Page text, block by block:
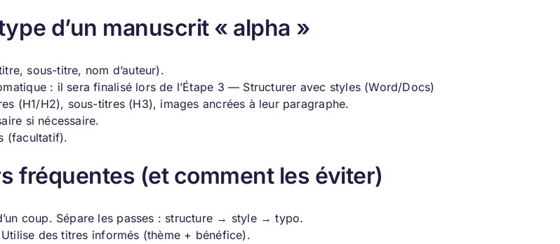
d’un manuscrit « alpha »
sous-titre, nom d’auteur).
: il sera finalisé lors de l’Étape 3 — Structurer avec styles (Word/Docs)
(H1/H2), sous-titres (H3), images ancrées à leur paragraphe.
si nécessaire.
(facultatif).
fréquentes (et comment les éviter)
coup. Sépare les passes : structure → style → typo.
des titres informés (thème + bénéfice).